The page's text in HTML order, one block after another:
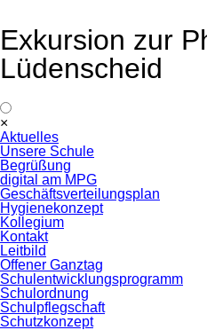
Exkursion zur
Lüdenscheid
×
überspringen
Aktuelles
Unsere Schule
Begrüßung
digital am MPG
Geschäftsverteilungsplan
Hygienekonzept
Kollegium
Kontakt
Leitbild
Offener Ganztag
Schulentwicklungsprogramm
Schulordnung
Schulpflegschaft
Schutzkonzept